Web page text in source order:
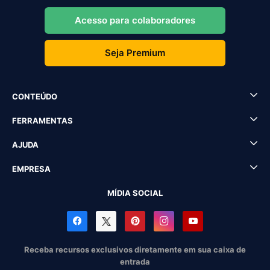
Acesso para colaboradores
Seja Premium
CONTEÚDO
FERRAMENTAS
AJUDA
EMPRESA
MÍDIA SOCIAL
Receba recursos exclusivos diretamente em sua caixa de
entrada